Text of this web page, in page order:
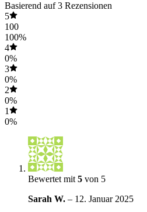
Basierend auf 3 Rezensionen
5
100
100%
4
0%
3
0%
2
0%
1
0%
Bewertet mit 5 von 5
Sarah W. – 12. Januar 2025